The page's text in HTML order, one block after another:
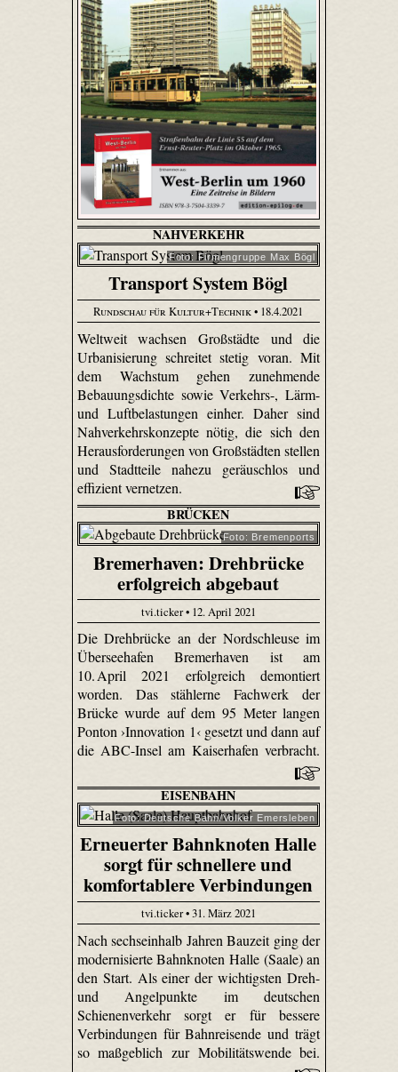
NAHVERKEHR
Foto: Firmengruppe Max Bögl
Transport System Bögl
Rundschau für Kultur+Technik• 18.4.2021
Weltweit wachsen Großstädte und die
Urbanisierung schreitet stetig voran. Mit
dem Wachstum gehen zunehmende
Bebauungsdichte sowie Verkehrs-, Lärm-
und Luftbelastungen einher. Daher sind
Nahverkehrskonzepte nötig, die sich den
Herausforderungen von Großstädten stellen
und Stadtteile nahezu geräuschlos und
effizient vernetzen.
BRÜCKEN
Foto: Bremenports
Bremerhaven: Drehbrücke
erfolgreich abgebaut
tvi.ticker • 12. April 2021
Die Drehbrücke an der Nordschleuse im
Überseehafen Bremerhaven ist am
10. April 2021 erfolgreich demontiert
worden. Das stählerne Fachwerk der
Brücke wurde auf dem 95 Meter langen
Ponton ›Innovation 1‹ gesetzt und dann auf
die ABC-Insel am Kaiserhafen verbracht.
EISENBAHN
Foto: Deutsche Bahn/Volker Emersleben
Erneuerter Bahnknoten Halle
sorgt für schnellere und
komfortablere Verbindungen
tvi.ticker • 31. März 2021
Nach sechseinhalb Jahren Bauzeit ging der
modernisierte Bahnknoten Halle (Saale) an
den Start. Als einer der wichtigsten Dreh-
und Angelpunkte im deutschen
Schienenverkehr sorgt er für bessere
Verbindungen für Bahnreisende und trägt
so maßgeblich zur Mobilitätswende bei.